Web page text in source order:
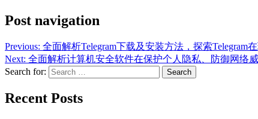
Post navigation
Previous: 全面解析Telegram下载及安装方法，探索
Next: 全面解析计算机安全软件在保护个人隐私、防御网络
Search for:
Recent Posts